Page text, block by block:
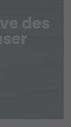
des